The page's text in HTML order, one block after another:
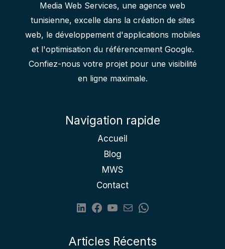
Media Web Services, une agence web
tunisienne, excelle dans la création de sites
web, le développement d'applications mobiles
et l'optimisation du référencement Google.
Confiez-nous votre projet pour une visibilité
en ligne maximale.
Navigation rapide
Accueil
Blog
MWS
Contact
Articles Récents